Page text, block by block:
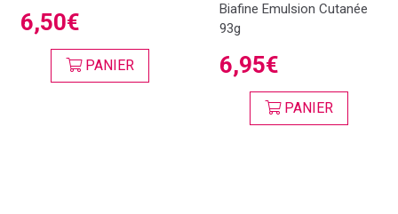
6,50€
PANIER
Biafine Emulsion Cutanée
93g
6,95€
PANIER